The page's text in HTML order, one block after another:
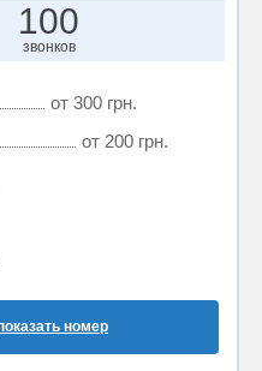
100
звонков
от 300 грн.
от 200 грн.
номер